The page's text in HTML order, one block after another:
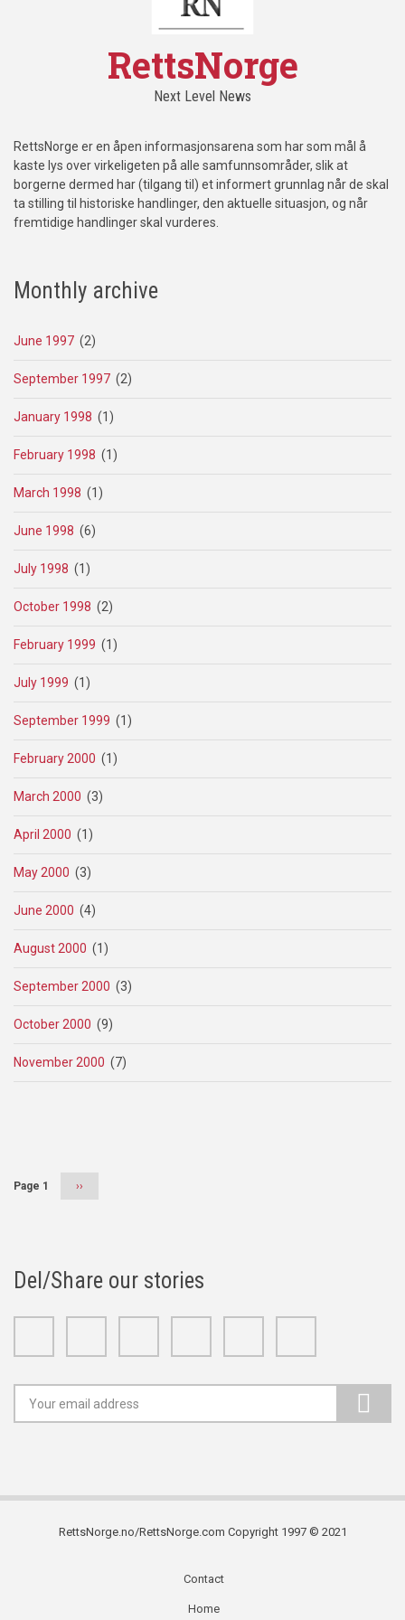
RettsNorge
Next Level News
RettsNorge er en åpen informasjonsarena som har som mål å
kaste lys over virkeligeten på alle samfunnsområder, slik at
borgerne dermed har (tilgang til) et informert grunnlag når de skal
ta stilling til historiske handlinger, den aktuelle situasjon, og når
fremtidige handlinger skal vurderes.
Monthly archive
June 1997 (2)
September 1997 (2)
January 1998 (1)
February 1998 (1)
March 1998 (1)
June 1998 (6)
July 1998 (1)
October 1998 (2)
February 1999 (1)
July 1999 (1)
September 1999 (1)
February 2000 (1)
March 2000 (3)
April 2000 (1)
May 2000 (3)
June 2000 (4)
August 2000 (1)
September 2000 (3)
October 2000 (9)
November 2000 (7)
Page 1
Next
››
Del/Share our stories
RettsNorge.no/RettsNorge.com Copyright 1997 © 2021
Contact
Home